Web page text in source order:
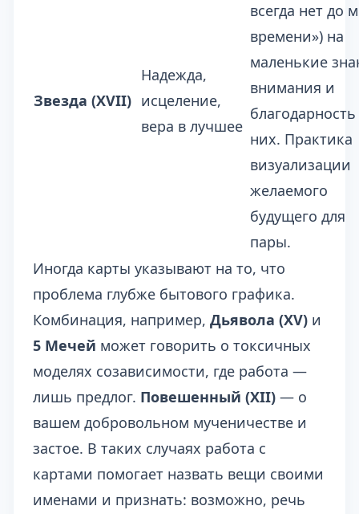
Звезда (XVII)
Надежда,
исцеление,
вера в лучшее
всегда нет до
времени») на
маленькие
внимания и
благодарность
них. Практика
визуализации
желаемого
будущего для
пары.
Иногда карты указывают на то, что
проблема глубже бытового графика.
Комбинация, например, Дьявола (XV) и
5 Мечей может говорить о токсичных
моделях созависимости, где работа —
лишь предлог. Повешенный (XII) — о
вашем добровольном мученичестве и
застое. В таких случаях работа с
картами помогает назвать вещи своими
именами и признать: возможно, речь